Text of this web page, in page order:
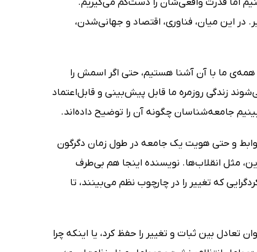
در این میان، فناوری، اقتصاد و جهانی‌شدن،
ما با آن آشنا هستیم، حتی اگر اسمش را
زندگی روزمره ما قابل پیش‌بینی و قابل‌اعتماد
جامعه‌شناسان چگونه آن را توضیح داده‌اند.
و حتی هویت یک جامعه در طول زمان دگرگون
مثل انقلاب‌ها. نویسنده اینجا هم بی‌طرف
که تغییر را در چارچوب نظم می‌بینند، تا
بین ثبات و تغییر را حفظ کرد، یا اینکه چرا